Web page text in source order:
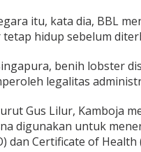
itu, kata dia, BBL
tetap hidup sebelum
benih lobster
legalitas
Gus Lilur, Kamboja
digunakan untuk
dan Certificate of